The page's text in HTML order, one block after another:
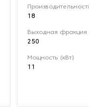
Производительность
18
Выходная фракция
250
Мощность (кВт)
11